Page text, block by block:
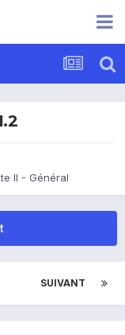
II - Général
SUIVANT